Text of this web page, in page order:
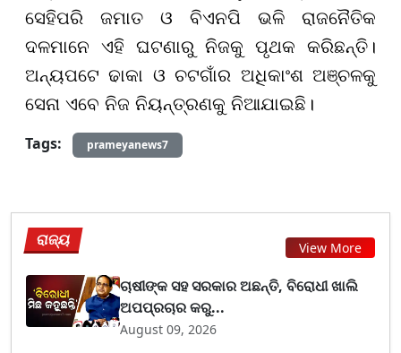
ସେହିପରି ଜମାତ ଓ ବିଏନପି ଭଳି ରାଜନୈତିକ
ଦଳମାନେ ଏହି ଘଟଣାରୁ ନିଜକୁ ପୃଥକ କରିଛନ୍ତି।
ଅନ୍ୟପଟେ ଢାକା ଓ ଚଟଗାଁର ଅଧିକାଂଶ ଅଞ୍ଚଳକୁ
ସେନା ଏବେ ନିଜ ନିୟନ୍ତ୍ରଣକୁ ନିଆଯାଇଛି।
Tags:
prameyanews7
ରାଜ୍ୟ View More
ଚାଷୀଙ୍କ ସହ ସରକାର ଅଛନ୍ତି, ବିରୋଧୀ ଖାଲି
ଅପପ୍ରଚାର କରୁ...
August 09, 2026